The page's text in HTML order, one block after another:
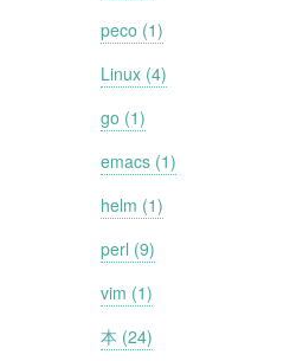
peco (1)
Linux (4)
go (1)
emacs (1)
helm (1)
perl (9)
vim (1)
本 (24)